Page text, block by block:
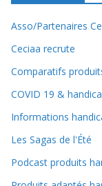
Asso/Partenaires
Ceciaa recrute
Comparatifs
COVID 19 &
Informations
Les Sagas de l'Été
Podcast produits